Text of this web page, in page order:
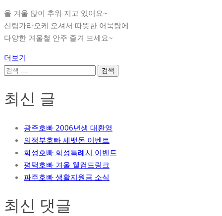
올 겨울 많이 추워 지고 있어요~
신림가라오케 오셔서 따뜻한 어묵탕에
다양한 겨울철 안주 즐겨 보세요~
더보기
검
최신 글
광주호빠 2006년생 대환영
의정부호빠 세뱃돈 이벤트
화성호빠 화성특례시 이벤트
평택호빠 겨울 웰컴드링크
파주호빠 생활지원금 소식
최신 댓글